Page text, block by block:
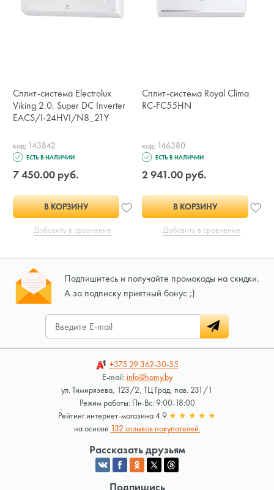
Сплит-система Electrolux
Viking 2.0. Super DC Inverter
EACS/I-24HVI/N8_21Y
код: 143842
ЕСТЬ В НАЛИЧИИ
7 450.00 руб.
В КОРЗИНУ
Добавить в сравнение
Сплит-система Royal Clima
RC-FC55HN
код: 146380
ЕСТЬ В НАЛИЧИИ
2 941.00 руб.
В КОРЗИНУ
Добавить в сравнение
Подпишитесь и получайте промокоды на скидки.
А за подписку приятный бонус ;)
+375 29362-30-55
E-mail:info@homy.by
ул. Тимирязева, 123/2, ТЦ Град, пав. 231/1
Режим работы: Пн-Вс: 9:00-18:00
Рейтинг интернет-магазина 4.9 ★ ★ ★ ★ ★
на основе 132 отзывов покупателей.
Рассказать друзьям
Подпишись